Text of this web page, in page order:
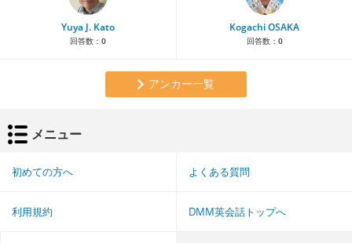
Yuya J. Kato
回答数： 0
Kogachi OSAKA
回答数： 0
アンカー一覧
メニュー
初めての方へ よくある質問
利用規約 DMM英会話トップへ